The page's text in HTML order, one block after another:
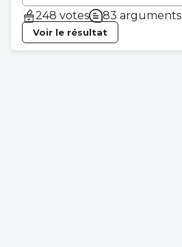
248 votes
83 arguments
Voir le résultat